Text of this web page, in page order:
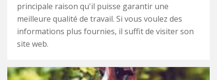
principale raison qu'il puisse garantir une
meilleure qualité de travail. Si vous voulez des
informations plus fournies, il suffit de visiter son
site web.